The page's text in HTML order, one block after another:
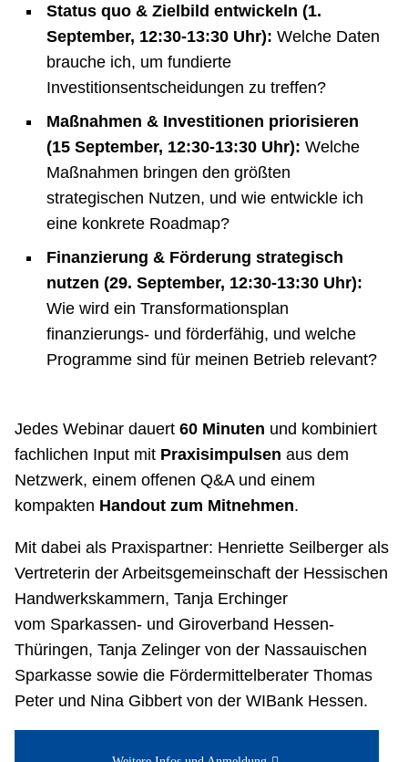
Status quo & Zielbild entwickeln (1.
September, 12:30-13:30 Uhr): Welche Daten
brauche ich, um fundierte
Investitionsentscheidungen zu treffen?
Maßnahmen & Investitionen priorisieren
(15 September, 12:30-13:30 Uhr): Welche
Maßnahmen bringen den größten
strategischen Nutzen, und wie entwickle ich
eine konkrete Roadmap?
Finanzierung & Förderung strategisch
nutzen (29. September, 12:30-13:30 Uhr):
Wie wird ein Transformationsplan
finanzierungs- und förderfähig, und welche
Programme sind für meinen Betrieb relevant?
Jedes Webinar dauert 60 Minuten und kombiniert
fachlichen Input mit Praxisimpulsen aus dem
Netzwerk, einem offenen Q&A und einem
kompakten Handout zum Mitnehmen.
Mit dabei als Praxispartner: Henriette Seilberger als
Vertreterin der Arbeitsgemeinschaft der Hessischen
Handwerkskammern, Tanja Erchinger
vom Sparkassen- und Giroverband Hessen-
Thüringen, Tanja Zelinger von der Nassauischen
Sparkasse sowie die Fördermittelberater Thomas
Peter und Nina Gibbert von der WIBank Hessen.